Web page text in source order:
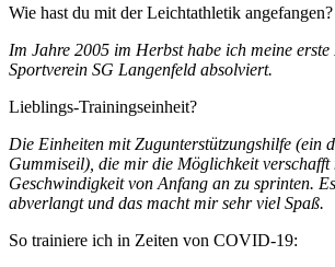
Wie hast du mit der Leichtathletik angefangen?
Im Jahre 2005 im Herbst habe ich meine
Sportverein SG Langenfeld absolviert.
Lieblings-Trainingseinheit?
Die Einheiten mit Zugunterstützungshilfe (ein
Gummiseil), die mir die Möglichkeit verschafft
Geschwindigkeit von Anfang an zu sprinten.
abverlangt und das macht mir sehr viel Spaß.
So trainiere ich in Zeiten von COVID-19: